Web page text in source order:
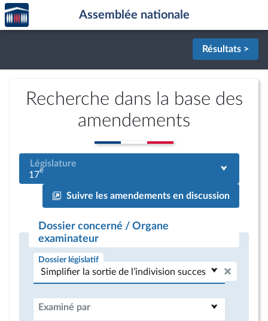
Aller au contenu
Aller en bas de la page
Accèder
à la
page
Assemblée nationale
Résultats >
Recherche dans la base des
amendements
Législature
17e
Suivre les amendements en discussion
Dossier concerné / Organe
examinateur
Dossier législatif
Examiné par